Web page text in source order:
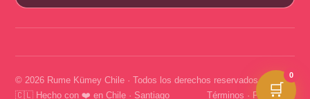
© 2026 Rume Kümey Chile · Todos los derechos reservados
🇨🇱 Hecho con ❤️ en Chile · Santiago
Términos · Privacidad
🛒
0